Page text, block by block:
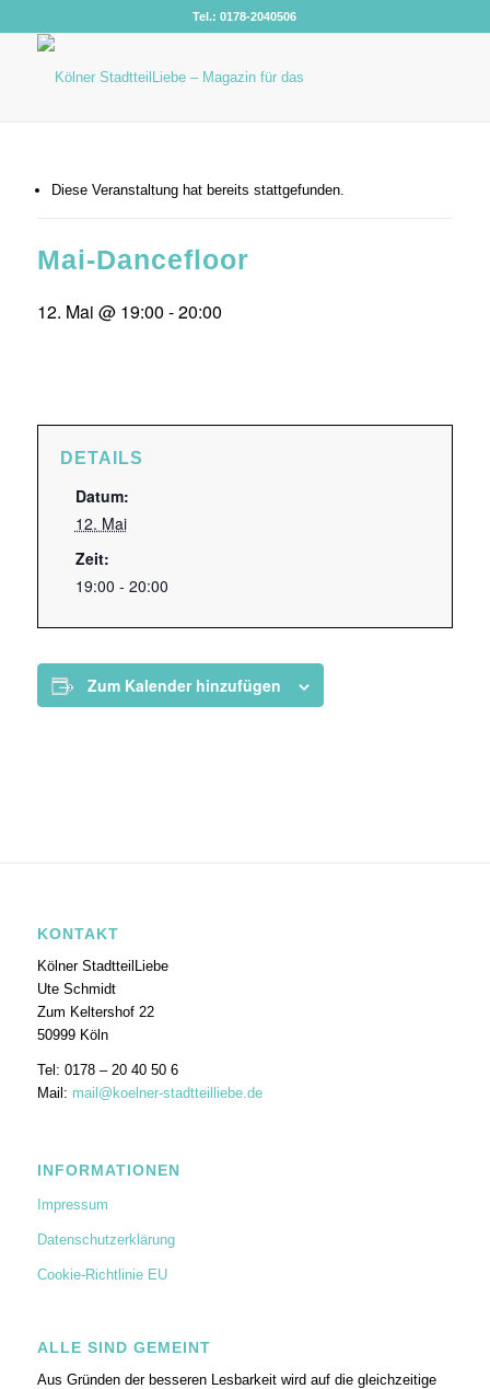
Tel.: 0178-2040506
Diese Veranstaltung hat bereits stattgefunden.
Mai-Dancefloor
12. Mai @ 19:00 -20:00
DETAILS
Datum:
12. Mai
Zeit:
19:00 - 20:00
Zum Kalender hinzufügen
KONTAKT
Kölner StadtteilLiebe
Ute Schmidt
Zum Keltershof 22
50999 Köln
Tel: 0178 – 20 40 50 6
Mail: mail@koelner-stadtteilliebe.de
INFORMATIONEN
Impressum
Datenschutzerklärung
Cookie-Richtlinie EU
ALLE SIND GEMEINT
Aus Gründen der besseren Lesbarkeit wird auf die gleichzeitige